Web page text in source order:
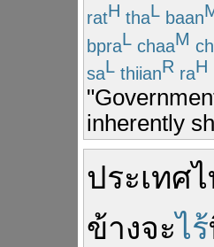
ratH thaL baan
bpraL chaaM
saL thiianR raH
inherently
ประเทศ
ข้างจะไร้